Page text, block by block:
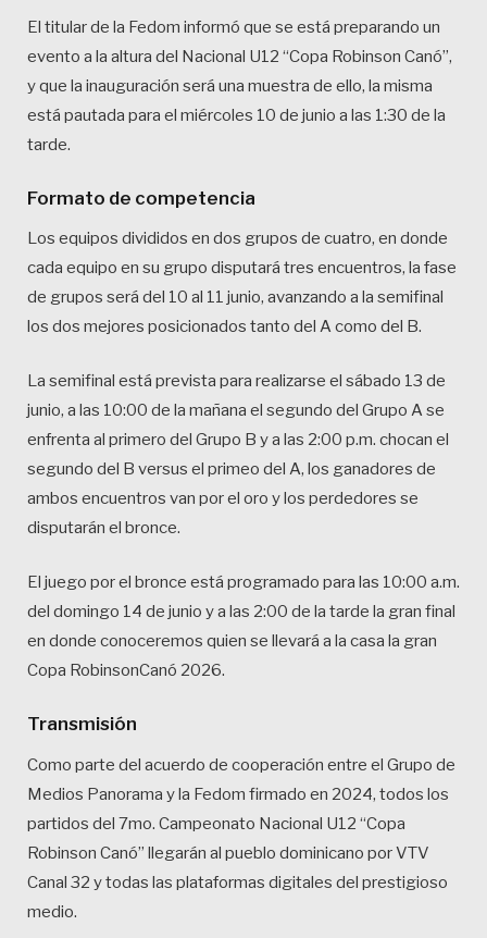
El titular de la Fedom informó que se está preparando un
evento a la altura del Nacional U12 “Copa Robinson Canó”,
y que la inauguración será una muestra de ello, la misma
está pautada para el miércoles 10 de junio a las 1:30 de la
tarde.
Formato de competencia
Los equipos divididos en dos grupos de cuatro, en donde
cada equipo en su grupo disputará tres encuentros, la fase
de grupos será del 10 al 11 junio, avanzando a la semifinal
los dos mejores posicionados tanto del A como del B.
La semifinal está prevista para realizarse el sábado 13 de
junio, a las 10:00 de la mañana el segundo del Grupo A se
enfrenta al primero del Grupo B y a las 2:00 p.m. chocan el
segundo del B versus el primeo del A, los ganadores de
ambos encuentros van por el oro y los perdedores se
disputarán el bronce.
El juego por el bronce está programado para las 10:00 a.m.
del domingo 14 de junio y a las 2:00 de la tarde la gran final
en donde conoceremos quien se llevará a la casa la gran
Copa RobinsonCanó 2026.
Transmisión
Como parte del acuerdo de cooperación entre el Grupo de
Medios Panorama y la Fedom firmado en 2024, todos los
partidos del 7mo. Campeonato Nacional U12 “Copa
Robinson Canó” llegarán al pueblo dominicano por VTV
Canal 32 y todas las plataformas digitales del prestigioso
medio.